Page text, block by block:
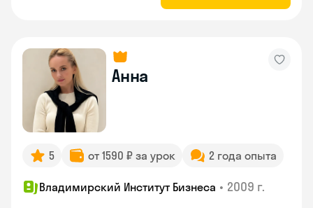
Анна
5 от 1590 ₽ за урок 2 года опыта
Владимирский Институт Бизнеса • 2009 г.